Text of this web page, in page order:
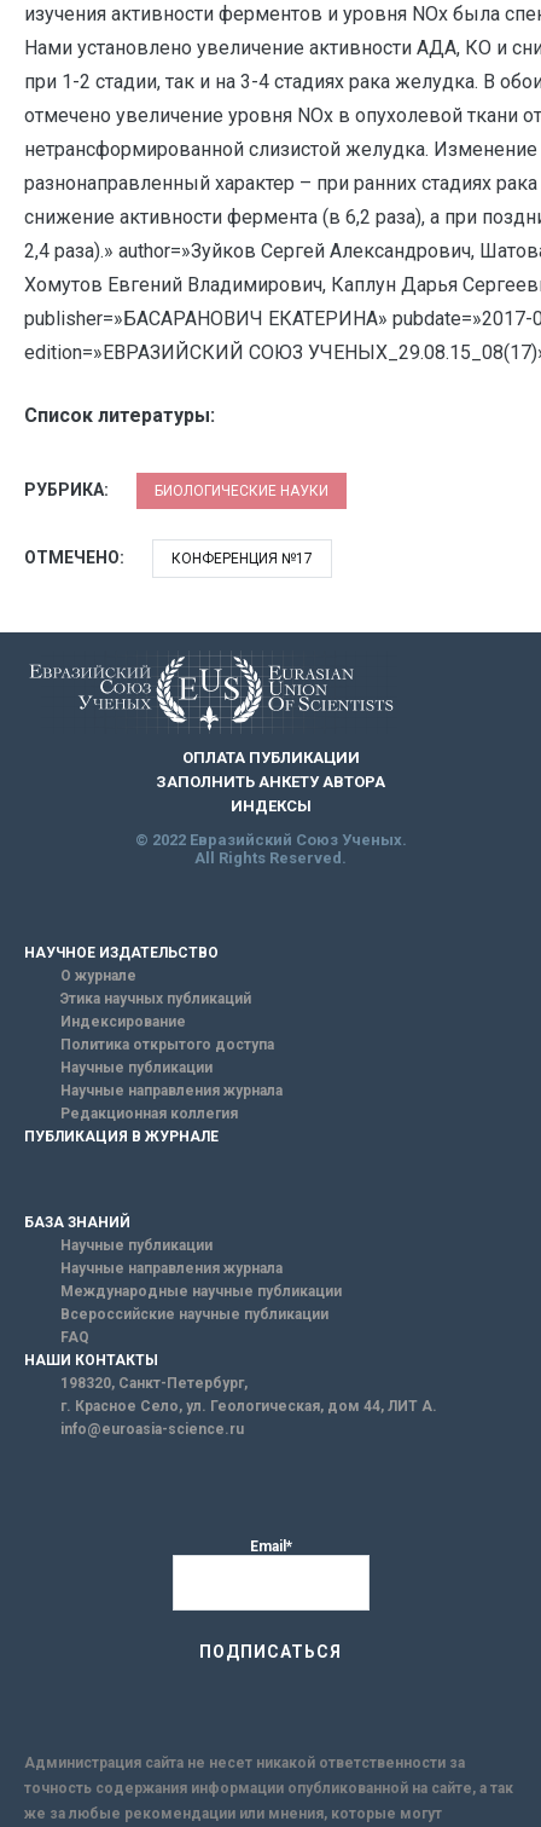
изучения активности ферментов и уровня NOх была
Нами установлено увеличение активности АДА, КО и
при 1-2 стадии, так и на 3-4 стадиях рака желудка. В
отмечено увеличение уровня NOx в опухолевой ткани
нетрансформированной слизистой желудка.
разнонаправленный характер – при ранних стадиях
снижение активности фермента (в 6,2 раза), а при
2,4 раза).» author=»Зуйков Сергей Александрович,
Хомутов Евгений Владимирович, Каплун Дарья
publisher=»БАСАРАНОВИЧ ЕКАТЕРИНА» pubdate=»2017-
edition=»ЕВРАЗИЙСКИЙ СОЮЗ
Список литературы:
РУБРИКА: БИОЛОГИЧЕСКИЕ НАУКИ
ОТМЕЧЕНО: КОНФЕРЕНЦИЯ №17
ОПЛАТА ПУБЛИКАЦИИ
ЗАПОЛНИТЬ АНКЕТУ АВТОРА
ИНДЕКСЫ
© 2022 Евразийский Союз Ученых.
All Rights Reserved.
НАУЧНОЕ ИЗДАТЕЛЬСТВО
О журнале
Этика научных публикаций
Индексирование
Политика открытого доступа
Научные публикации
Научные направления журнала
Редакционная коллегия
ПУБЛИКАЦИЯ В ЖУРНАЛЕ
БАЗА ЗНАНИЙ
Научные публикации
Научные направления журнала
Международные научные публикации
Всероссийские научные публикации
FAQ
НАШИ КОНТАКТЫ
198320, Санкт-Петербург,
г. Красное Село, ул. Геологическая, дом 44, ЛИТ А.
info@euroasia-science.ru
Email*
Администрация сайта не несет никакой ответственности за
точность содержания информации опубликованной на сайте, а так
же за любые рекомендации или мнения, которые могут